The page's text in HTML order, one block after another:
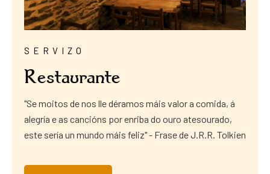
SERVIZO
Restaurante
"Se moitos de nos lle déramos máis valor a comida, á
alegría e as cancións por enriba do ouro atesourado,
este sería un mundo máis feliz" - Frase de J.R.R. Tolkien